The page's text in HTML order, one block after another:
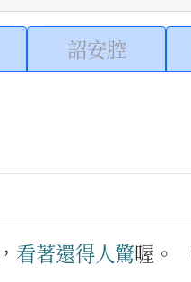
詔安腔
看著還得人驚喔。